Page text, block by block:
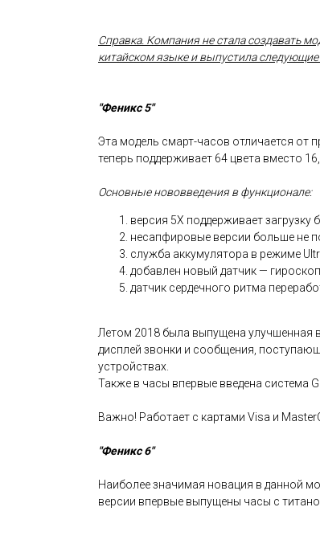
Справка. Компания не стала создавать
китайском языке и выпустила
"Феникс 5"
Эта модель смарт-часов отличается от
теперь поддерживает 64 цвета вместо
Основные нововведения в функционале:
версия 5X поддерживает загрузку
несапфировые версии больше не
служба аккумулятора в режиме
добавлен новый датчик —
датчик сердечного ритма
Летом 2018 была выпущена улучшенная
дисплей звонки и сообщения,
устройствах.
Также в часы впервые введена система
Важно! Работает с картами Visa и
"Феникс 6"
Наиболее значимая новация в данной
версии впервые выпущены часы с